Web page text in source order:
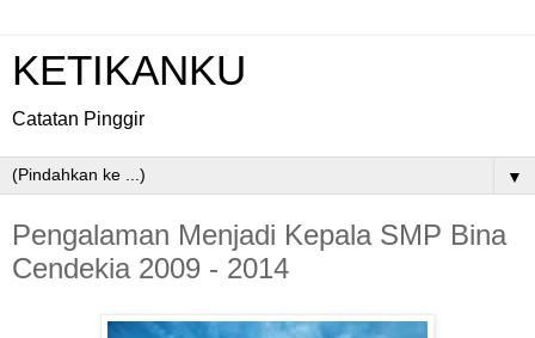
KETIKANKU
Catatan Pinggir
▼
Pengalaman Menjadi Kepala SMP Bina
Cendekia 2009 - 2014